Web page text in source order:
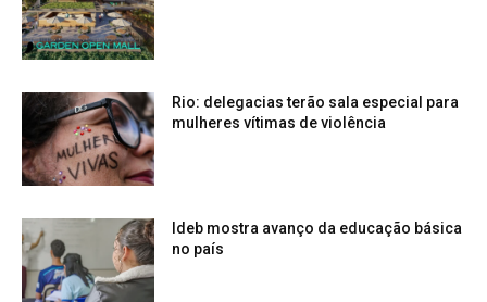
Rio: delegacias terão sala especial para
mulheres vítimas de violência
Ideb mostra avanço da educação básica
no país